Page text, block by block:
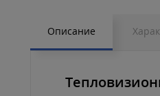
Описание